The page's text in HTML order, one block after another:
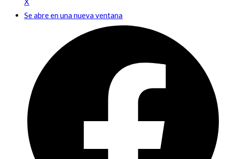
Se abre en una nueva ventana